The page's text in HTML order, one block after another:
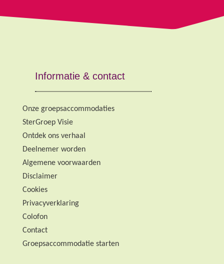
Informatie & contact
Onze groepsaccommodaties
SterGroep Visie
Ontdek ons verhaal
Deelnemer worden
Algemene voorwaarden
Disclaimer
Cookies
Privacyverklaring
Colofon
Contact
Groepsaccommodatie starten